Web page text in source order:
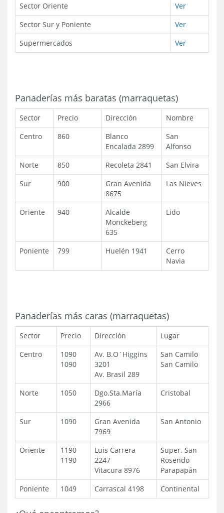
Sector Oriente
Ver
Sector Sur y Poniente
Ver
Supermercados
Ver
Panaderías más baratas (marraquetas)
Sector Precio Dirección
Nombre
Centro
860
Blanco
Encalada 2899
San
Alfonso
Norte
850 Recoleta 2841
San Elvira
Sur
900
Gran Avenida
8675
Las Nieves
Oriente 940
Alcalde
Monckeberg
635
Lido
Poniente 799 Huelén 1941
Cerro
Navia
Panaderías más caras (marraquetas)
Sector Precio Dirección
Lugar
Centro
1090
1090
Av. B.O´Higgins
3201
Av. Brasil 289
San Camilo
San Camilo
Norte 1050
Dgo.Sta.María
2966
Cristobal
Sur 1090
Gran Avenida
7969
San Antonio
Oriente
1190
1190
Luis Carrera
2247
Vitacura 8976
Super. San
Rosendo
Parapapán
Poniente
1049 Carrascal 4198 Continental